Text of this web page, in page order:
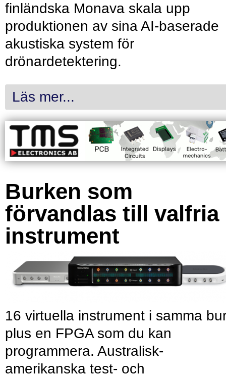
finländska Monava skala upp
produktionen av sina AI-baserade
akustiska system för
drönardetektering.
Läs mer...
Burken som
förvandlas till valfria
instrument
16 virtuella instrument i samma
plus en FPGA som du kan
programmera. Australisk-
amerikanska test- och